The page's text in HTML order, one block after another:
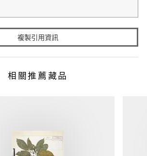
複製引用資訊
相關推薦藏品